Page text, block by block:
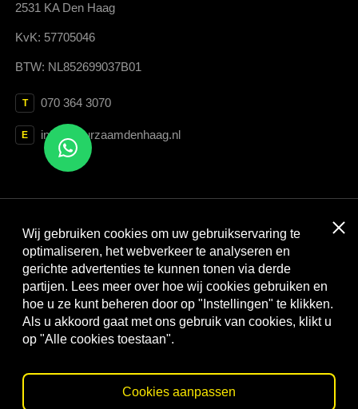
2531 KA Den Haag
KvK: 57705046
BTW: NL852699037B01
T 070 364 3070
E info@duurzaamdenhaag.nl
Met dank aan:
Wij gebruiken cookies om uw gebruikservaring te
optimaliseren, het webverkeer te analyseren en
gerichte advertenties te kunnen tonen via derde
partijen. Lees meer over hoe wij cookies gebruiken en
hoe u ze kunt beheren door op "Instellingen" te klikken.
Als u akkoord gaat met ons gebruik van cookies, klikt u
op "Alle cookies toestaan".
Cookies aanpassen